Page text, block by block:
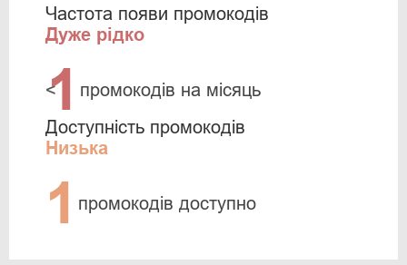
Частота появи промокодів
Дуже рідко
<
1 промокодів на місяць
Доступність промокодів
Низька
1 промокодів доступно